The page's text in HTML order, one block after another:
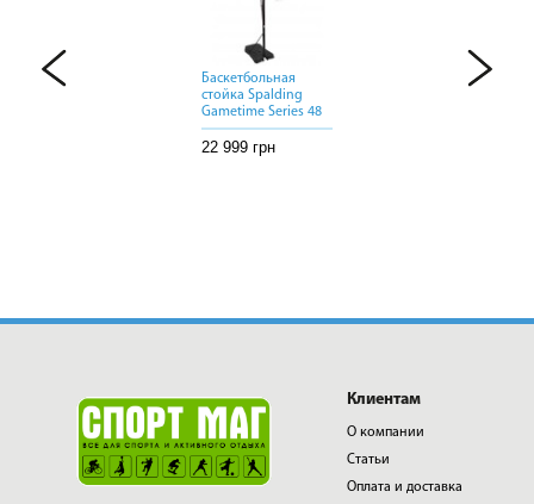
Баскетбольная
Баскетбольная
стойка Spalding
Gametime Series 48
22 999 грн
Баскетбольная
Клиентам
О компании
Статьи
Оплата и доставка